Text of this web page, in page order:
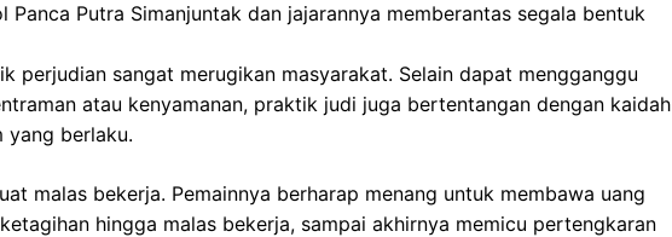
Panca Putra Simanjuntak dan jajarannya memberantas segala bentuk
perjudian sangat merugikan masyarakat. Selain dapat mengganggu
atau kenyamanan, praktik judi juga bertentangan dengan kaidah
yang berlaku.
malas bekerja. Pemainnya berharap menang untuk membawa uang
hingga malas bekerja, sampai akhirnya memicu pertengkaran